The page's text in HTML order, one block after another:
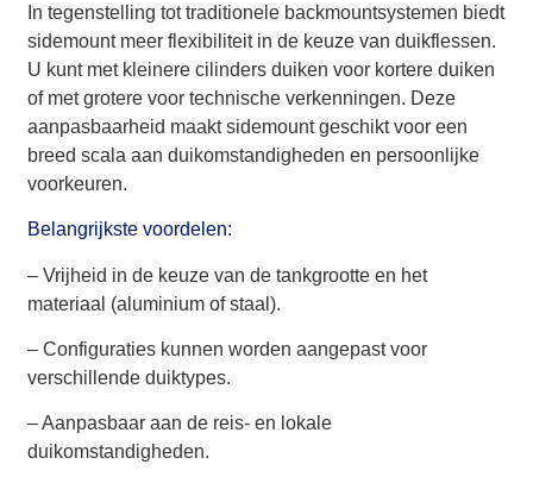
In tegenstelling tot traditionele backmountsystemen biedt
sidemount meer flexibiliteit in de keuze van duikflessen.
U kunt met kleinere cilinders duiken voor kortere duiken
of met grotere voor technische verkenningen. Deze
aanpasbaarheid maakt sidemount geschikt voor een
breed scala aan duikomstandigheden en persoonlijke
voorkeuren.
Belangrijkste voordelen:
– Vrijheid in de keuze van de tankgrootte en het
materiaal (aluminium of staal).
– Configuraties kunnen worden aangepast voor
verschillende duiktypes.
– Aanpasbaar aan de reis- en lokale
duikomstandigheden.